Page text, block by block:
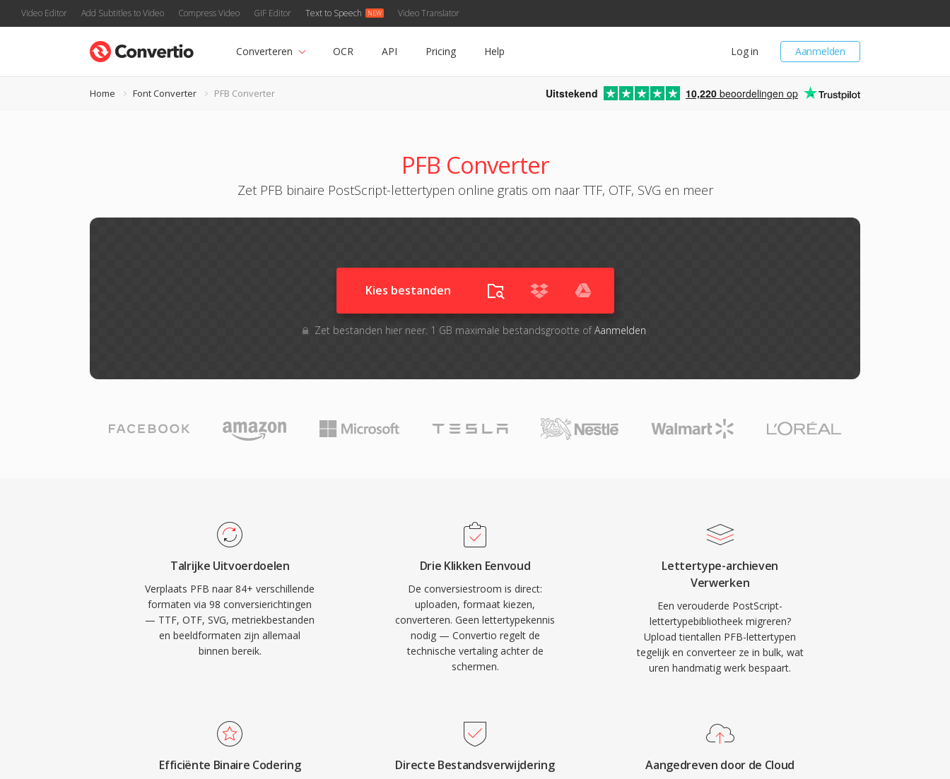
Video Editor Add Subtitles to Video Compress Video GIF Editor Text to Speech Video Translator
Aanmelden
Log in
Converteren OCR API Pricing Help
Home Font Converter PFB Converter Uitstekend 10,220 beoordelingen op
PFB Converter
Zet PFB binaire PostScript-lettertypen online gratis om naar TTF, OTF, SVG en meer
Kies bestanden
Zet bestanden hier neer. 1 GB maximale bestandsgrootte ofAanmelden
Talrijke Uitvoerdoelen
Verplaats PFB naar 84+ verschillende
formaten via 98 conversierichtingen
— TTF, OTF, SVG, metriekbestanden
en beeldformaten zijn allemaal
binnen bereik.
Drie Klikken Eenvoud
De conversiestroom is direct:
uploaden, formaat kiezen,
converteren. Geen lettertypekennis
nodig — Convertio regelt de
technische vertaling achter de
schermen.
Lettertype-archieven
Verwerken
Een verouderde PostScript-
lettertypebibliotheek migreren?
Upload tientallen PFB-lettertypen
tegelijk en converteer ze in bulk, wat
uren handmatig werk bespaart.
Efficiënte Binaire Codering Directe Bestandsverwijdering Aangedreven door de Cloud